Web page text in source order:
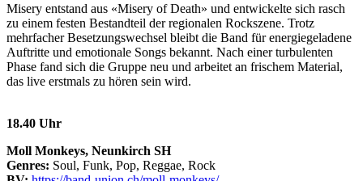
Misery entstand aus «Misery of Death» und entwickelte sich rasch
zu einem festen Bestandteil der regionalen Rockszene. Trotz
mehrfacher Besetzungswechsel bleibt die Band für energiegeladene
Auftritte und emotionale Songs bekannt. Nach einer turbulenten
Phase fand sich die Gruppe neu und arbeitet an frischem Material,
das live erstmals zu hören sein wird.
18.40 Uhr
Moll Monkeys, Neunkirch SH
Genres: Soul, Funk, Pop, Reggae, Rock